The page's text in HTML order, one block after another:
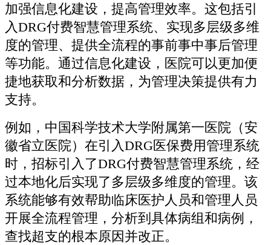
加强信息化建设，提高管理效率。这包括引
入DRG付费智慧管理系统、实现多层级多维
度的管理、提供全流程的事前事中事后管理
等功能。通过信息化建设，医院可以更加便
捷地获取和分析数据，为管理决策提供有力
支持。
例如，中国科学技术大学附属第一医院（安
徽省立医院）在引入DRG医保费用管理系统
时，招标引入了DRG付费智慧管理系统，经
过本地化后实现了多层级多维度的管理。该
系统能够有效帮助临床医护人员和管理人员
开展全流程管理，分析到具体病组和病例，
查找超支的根本原因并改正。